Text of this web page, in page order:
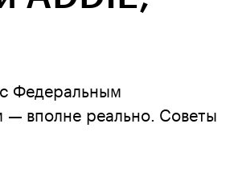
Федеральным
— вполне реально. Советы